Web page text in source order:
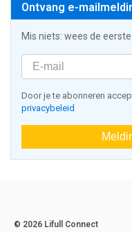
Ontvang e-
Mis niets: wees de
Door je te abonneren
privacybeleid
© 2026 Lifull Connect